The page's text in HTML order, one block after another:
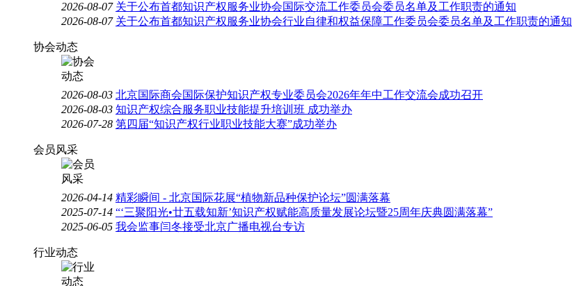
2026-08-07 关于公布首都知识产权服务业协会国际交流工作委员会委员名单及工作职责的通知
2026-08-07 关于公布首都知识产权服务业协会行业自律和权益保障工作委员会委员名单及工作职责的通知
协会动态
2026-08-03 北京国际商会国际保护知识产权专业委员会2026年年中工作交流会成功召开
2026-08-03 知识产权综合服务职业技能提升培训班 成功举办
2026-07-28 第四届“知识产权行业职业技能大赛”成功举办
会员风采
2026-04-14 精彩瞬间 - 北京国际花展“植物新品种保护论坛”圆满落幕
2025-07-14 “‘三聚阳光•廿五载知新’知识产权赋能高质量发展论坛暨25周年庆典圆满落幕”
2025-06-05 我会监事闫冬接受北京广播电视台专访
行业动态